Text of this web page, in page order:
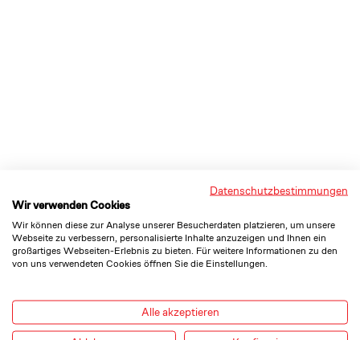
Datenschutzbestimmungen
Wir verwenden Cookies
Wir können diese zur Analyse unserer Besucherdaten platzieren, um unsere
Webseite zu verbessern, personalisierte Inhalte anzuzeigen und Ihnen ein
großartiges Webseiten-Erlebnis zu bieten. Für weitere Informationen zu den
von uns verwendeten Cookies öffnen Sie die Einstellungen.
Alle akzeptieren